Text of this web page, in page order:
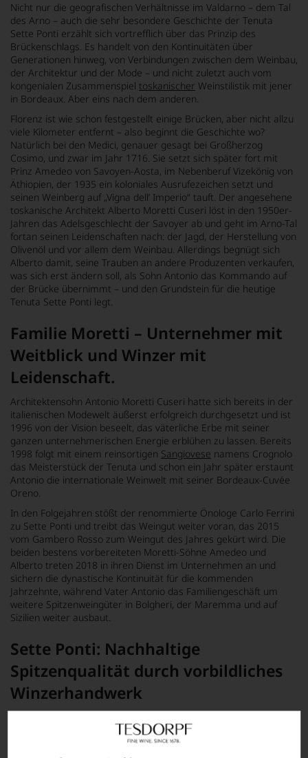
Nicht nur die geografischen Verhältnisse im Valdarno – dem Tal
des Arno – auch die sehr besondere Geschichte der Tenuta
Sette Ponti erzählt sich vortrefflich über das Prinzip des
Brückenschlags. Es handelt von den Kontinuitäten über
Generationen hinweg, von Verbindungen zwischen dem Weinbau,
der Architektur und der Mode – und nicht zuletzt auch vom
kongenialen Zusammenspiel toskanischer Weinstilistik mit jener
in Bordeaux. Aber eins nach dem anderen.
Florenz ist wie schon festgestellt einige Brücken, aber nicht allzu
viele Kilometer entfernt – also beginnt die Geschichte wo?
Natürlich bei den Medici, genauer gesagt bei Großherzog
Cosimo, und zwar im Jahr 1716. Sie setzt sich später fort mit
Prinz Amedeo von Savoyen-Aosta, im Nebenberuf Vizekönig von
Äthiopien, der 1935 ein koloniales Ausrufezeichen setzt und
seinen Weinberg auf „Vigna dell’ Imperio“ tauft. Der angesehene
toskanische Architekt Alberto Moretti Cuseri löst in den 1950er-
Jahren das Adelsgeschlecht der Savoyer ab und geht im Arno-Tal
fortan seinen Leidenschaften nach: der Jagd, der Herstellung von
Olivenöl und vor allem dem Weinbau. Allerdings begnügt sich
Alberto damit, seine Trauben an andere Produzenten verkaufen,
was sich erst ändern soll, als Sohn Antonio das Kommando auf
der Brücke übernimmt – und den Grundstein für die heutige
Tenuta Sette Ponti legt.
Familie Moretti – Unternehmer mit
Weitblick und Winzer mit
Leidenschaft.
Architektensohn Antonio Moretti Cuseri hatte sich bereits in der
italienischen Modewelt äußerst erfolgreich durchgesetzt und ist
1996 von der Vision beseelt, das väterliche Erbe mit seiner
ganzen unternehmerischen Energie erblühen zu lassen. Bereits
1998 folgt mit einem reinsortigen Sangiovese namens Crognolo
das Meisterstück der Tenuta und schon ein Jahr später erstaunt
Antonio die internationale Weinwelt mit seiner Bordeaux-Cuvée
Oreno.
In den Folgejahren stößt der renommierte Önologe Carlo Ferrini
zu Sette Ponti und treibt das Weingut weiter voran, das 2015
vom Gambero Rosso zum Weingut des Jahres gekürt wird. Die
beiden bestens vorbereiteten Moretti-Söhne Amedeo und
Alberto treten 2018 in ihren Dienst im Unternehmen an und
sichern die dynastische Kontinuität für die kommenden
Jahrzehnte, während Vater Antonio das Familiengeschäft um
weitere Spitzenweingüter in Bolgheri, der Maremma und auf
Sizilien weiter ausbaut.
Sette Ponti: Nachhaltige
Spitzenqualität durch vorbildliches
Winzerhandwerk
denen 50 Hektar mit Reben bestockt sind. Seit Anbeginn seiner
Winzerlaufbahn hat Antonio Moretti Cuseri dafür gesorgt, dass